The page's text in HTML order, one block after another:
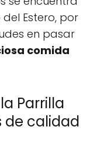
Estero, por
en pasar
comida
Parrilla
de calidad